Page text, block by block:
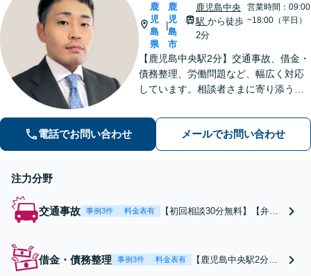
鹿
児
島
県
|
鹿
児
島
市
鹿児島中央
駅 から徒歩
2分
営業時間：09:00
~18:00（平日）
【鹿児島中央駅2分】交通事故、借金・
債務整理、労働問題など、幅広く対応
しています。相談者さまに寄り添うこ
心誠意を尽くしています。ぜひご相談
ください。【弁護士歴10年以上】
電話でお問い合わせ メールでお問い合わせ
注力分野
交通事故 事例3件 料金表有
【初回相談30分無料】【弁護
の増額に対応｜後遺障害非該
当から12級13号、250万円か
借金・債務整理 事例3件 料金表有
【鹿児島中央駅2分】